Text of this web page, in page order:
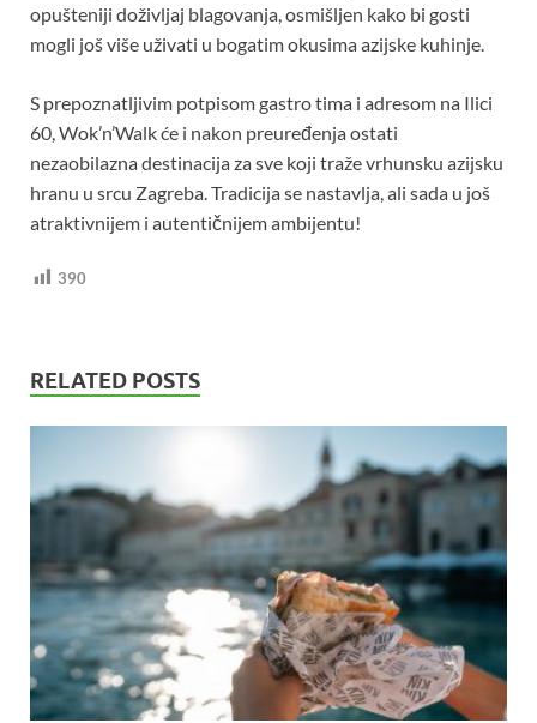
opušteniji doživljaj blagovanja, osmišljen kako bi gosti
mogli još više uživati u bogatim okusima azijske kuhinje.
S prepoznatljivim potpisom gastro tima i adresom na Ilici
60, Wok’n’Walk će i nakon preuređenja ostati
nezaobilazna destinacija za sve koji traže vrhunsku azijsku
hranu u srcu Zagreba. Tradicija se nastavlja, ali sada u još
atraktivnijem i autentičnijem ambijentu!
390
RELATED POSTS